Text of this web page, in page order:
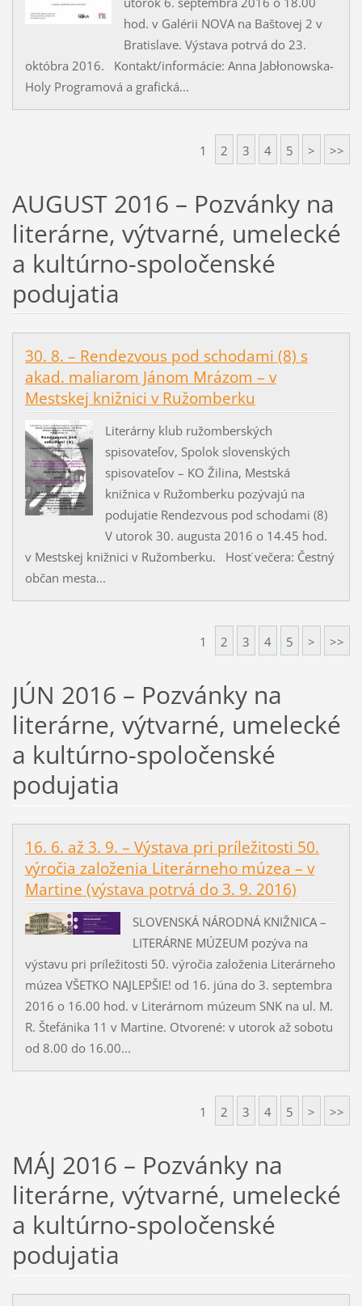
hod. v Galérii NOVA na Baštovej 2 v
Bratislave. Výstava potrvá do 23.
októbra 2016. Kontakt/informácie: Anna Jabłonowska-
Holy Programová a grafická...
1 2 3 4 5 > >>
AUGUST 2016 – Pozvánky na
literárne, výtvarné, umelecké
a kultúrno-spoločenské
podujatia
30. 8. – Rendezvous pod schodami (8) s
akad. maliarom Jánom Mrázom – v
Mestskej knižnici v Ružomberku
Literárny klub ružomberských
spisovateľov, Spolok slovenských
spisovateľov – KO Žilina, Mestská
knižnica v Ružomberku pozývajú na
podujatie Rendezvous pod schodami (8)
V utorok 30. augusta 2016 o 14.45 hod.
v Mestskej knižnici v Ružomberku. Hosť večera: Čestný
občan mesta...
1 2 3 4 5 > >>
JÚN 2016 – Pozvánky na
literárne, výtvarné, umelecké
a kultúrno-spoločenské
podujatia
16. 6. až 3. 9. – Výstava pri príležitosti 50.
výročia založenia Literárneho múzea – v
Martine (výstava potrvá do 3. 9. 2016)
SLOVENSKÁ NÁRODNÁ KNIŽNICA –
LITERÁRNE MÚZEUM pozýva na
výstavu pri príležitosti 50. výročia založenia Literárneho
múzea VŠETKO NAJLEPŠIE! od 16. júna do 3. septembra
2016 o 16.00 hod. v Literárnom múzeum SNK na ul. M.
R. Štefánika 11 v Martine. Otvorené: v utorok až sobotu
od 8.00 do 16.00...
1 2 3 4 5 > >>
MÁJ 2016 – Pozvánky na
literárne, výtvarné, umelecké
a kultúrno-spoločenské
podujatia